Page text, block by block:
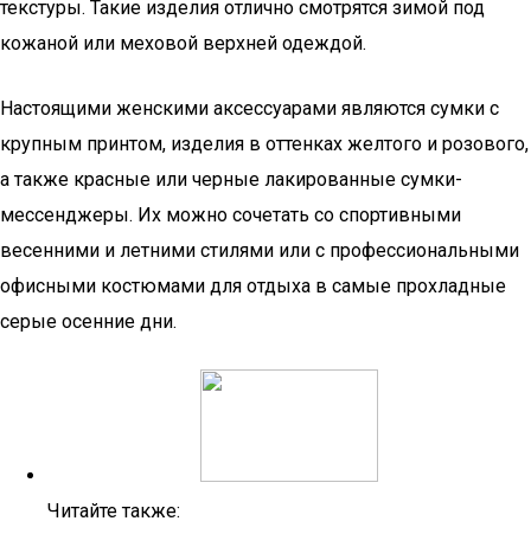
текстуры. Такие изделия отлично смотрятся зимой под
кожаной или меховой верхней одеждой.
Настоящими женскими аксессуарами являются сумки с
крупным принтом, изделия в оттенках желтого и розового,
а также красные или черные лакированные сумки-
мессенджеры. Их можно сочетать со спортивными
весенними и летними стилями или с профессиональными
офисными костюмами для отдыха в самые прохладные
серые осенние дни.
Читайте также: